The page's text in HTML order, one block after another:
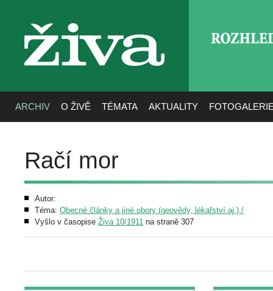
živa
ARCHIV O ŽIVĚ TÉMATA AKTUALITY
Račí mor
Autor:
Téma: Obecné články a jiné obory (geovědy, lékařství aj.) /
Vyšlo v časopise Živa 10/1911 na straně 307